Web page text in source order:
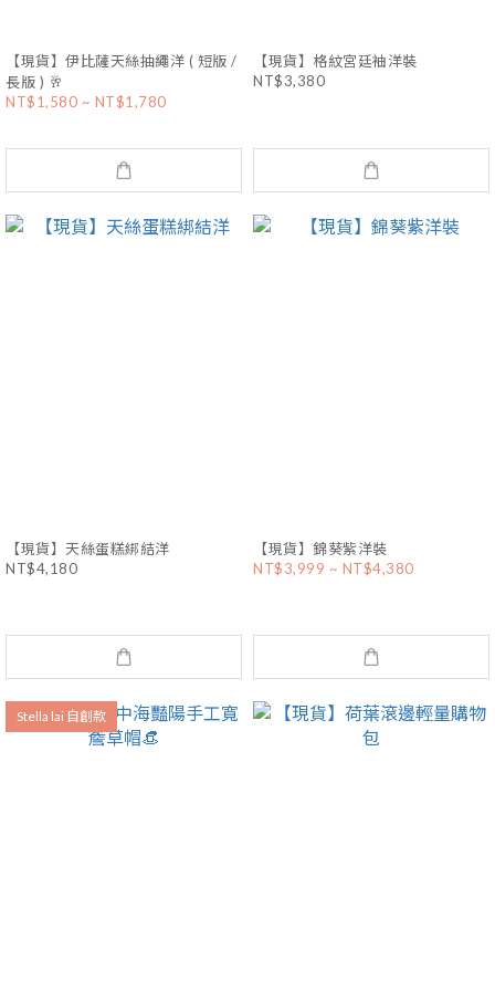
【現貨】伊比薩天絲抽繩洋 ( 短版 /
長版 ) 🥂
NT$1,580 ~ NT$1,780
【現貨】格紋宮廷袖洋裝
NT$3,380
【現貨】天絲蛋糕綁結洋
NT$4,180
【現貨】錦葵紫洋裝
NT$3,999 ~ NT$4,380
Stella lai 自創款